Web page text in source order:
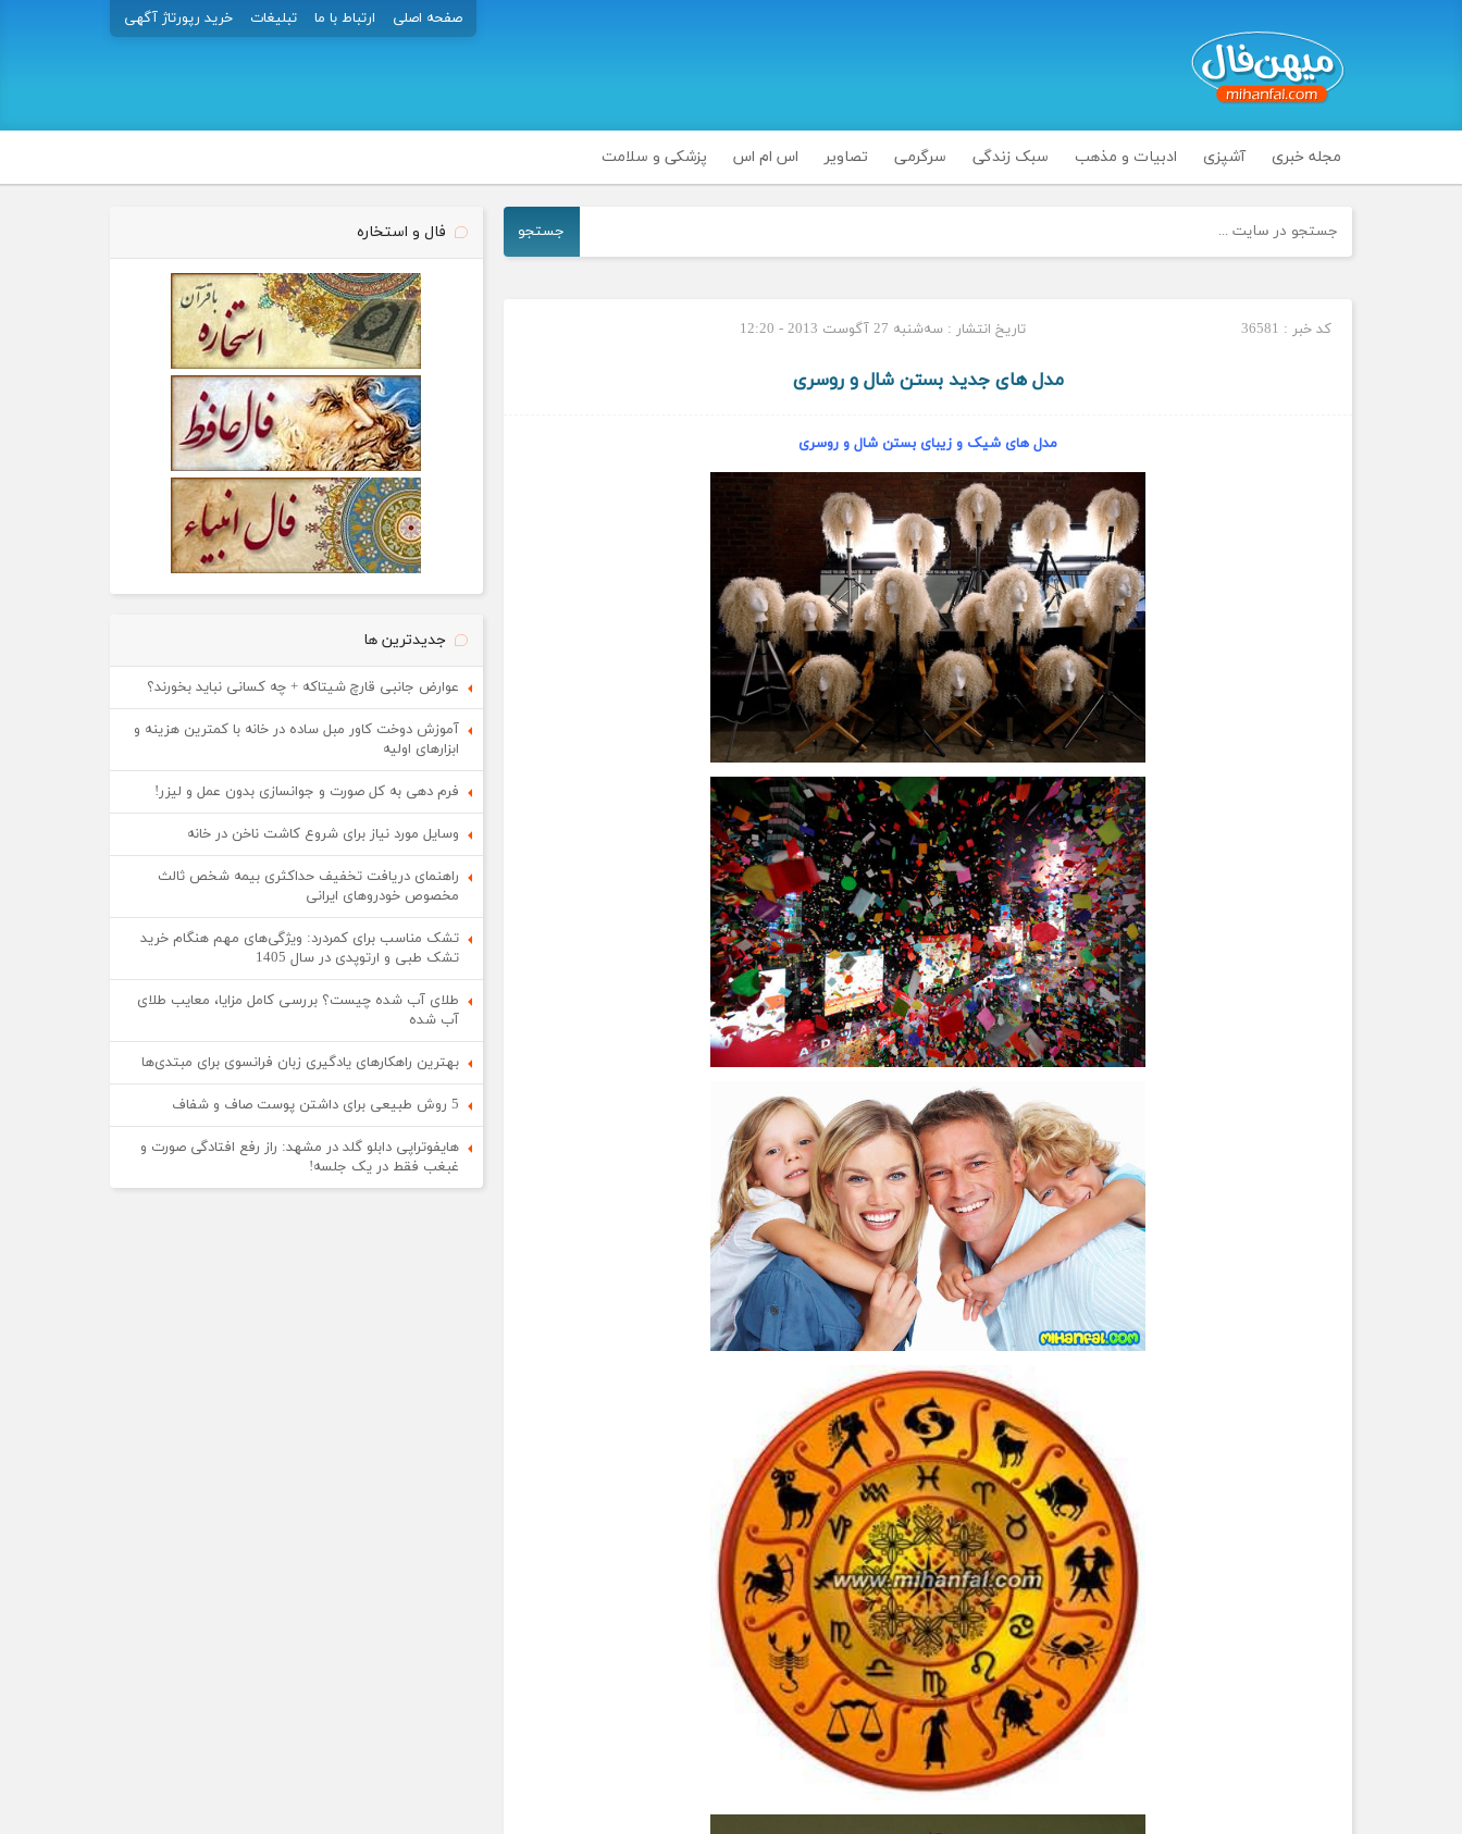
صفحه اصلی ارتباط با ما تبلیغات خرید رپورتاژ آگهی
مجله خبری آشپزی ادبیات و مذهب سبک زندگی سرگرمی تصاویر اس ام اس پزشکی و سلامت
جستجو
کد خبر : 36581 تاریخ انتشار : سه‌شنبه 27 آگوست 2013 - 12:20
مدل های جدید بستن شال و روسری
مدل های شیک و زیبای بستن شال و روسری
فال و استخاره
جدیدترین ها
عوارض جانبی قارچ شیتاکه + چه کسانی نباید بخورند؟
آموزش دوخت کاور مبل ساده در خانه با کمترین هزینه و
ابزارهای اولیه
فرم دهی به کل صورت و جوانسازی بدون عمل و لیزر!
وسایل مورد نیاز برای شروع کاشت ناخن در خانه
راهنمای دریافت تخفیف حداکثری بیمه شخص ثالث
مخصوص خودروهای ایرانی
تشک مناسب برای کمردرد: ویژگی‌های مهم هنگام خرید
تشک طبی و ارتوپدی در سال 1405
طلای آب شده چیست؟ بررسی کامل مزایا، معایب طلای
آب شده
بهترین راهکارهای یادگیری زبان فرانسوی برای مبتدی‌ها
5 روش طبیعی برای داشتن پوست صاف و شفاف
هایفوتراپی دابلو گلد در مشهد: راز رفع افتادگی صورت و
غبغب فقط در یک جلسه!